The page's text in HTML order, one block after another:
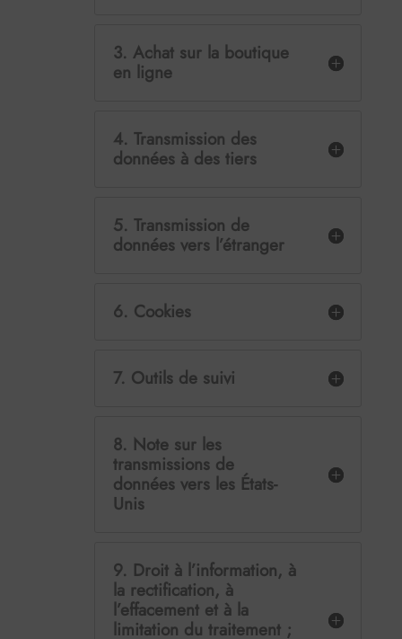
3. Achat sur la boutique
en ligne
4. Transmission des
données à des tiers
5. Transmission de
données vers l’étranger
6. Cookies
7. Outils de suivi
8. Note sur les
transmissions de
données vers les États-
Unis
9. Droit à l’information, à
la rectification, à
l’effacement et à la
limitation du traitement ;